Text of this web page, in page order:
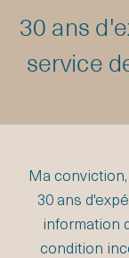
30 ans
service
Ma
30 ans
information
condition